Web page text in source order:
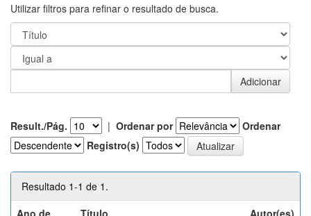
Utilizar filtros para refinar o resultado de busca.
Result./Pág. | Ordenar por
Ordenar
Registro(s)
Resultado 1-1 de 1.
Ano de
Título Autor(es)